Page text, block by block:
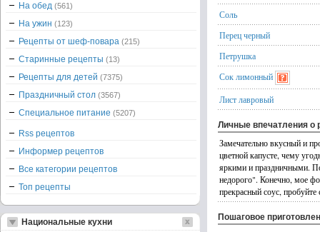
Соль
Перец черный
Петрушка
Сок лимонный
Лист лавровый
Личные впечатления о
Замечательно вкусный и
цветной капусте, чему
яркими и праздничными.
недорого". Конечно, мое
прекрасный соус, пробуйте
Пошаговое
На обед (561)
На ужин (123)
Рецепты от шеф-повара (215)
Старинные рецепты (13)
Рецепты для детей (7375)
Праздничный стол (3567)
Специальное питание (5207)
Rss рецептов
Информер рецептов
Все категории рецептов
Топ рецепты
Национальные кухни